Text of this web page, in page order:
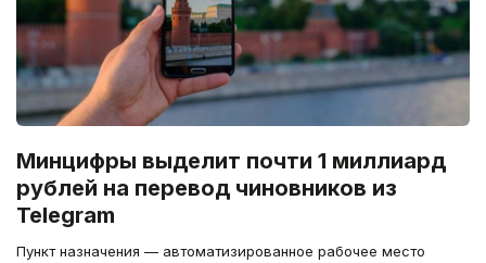
Минцифры выделит почти 1 миллиард
рублей на перевод чиновников из
Telegram
Пункт назначения — автоматизированное рабочее место